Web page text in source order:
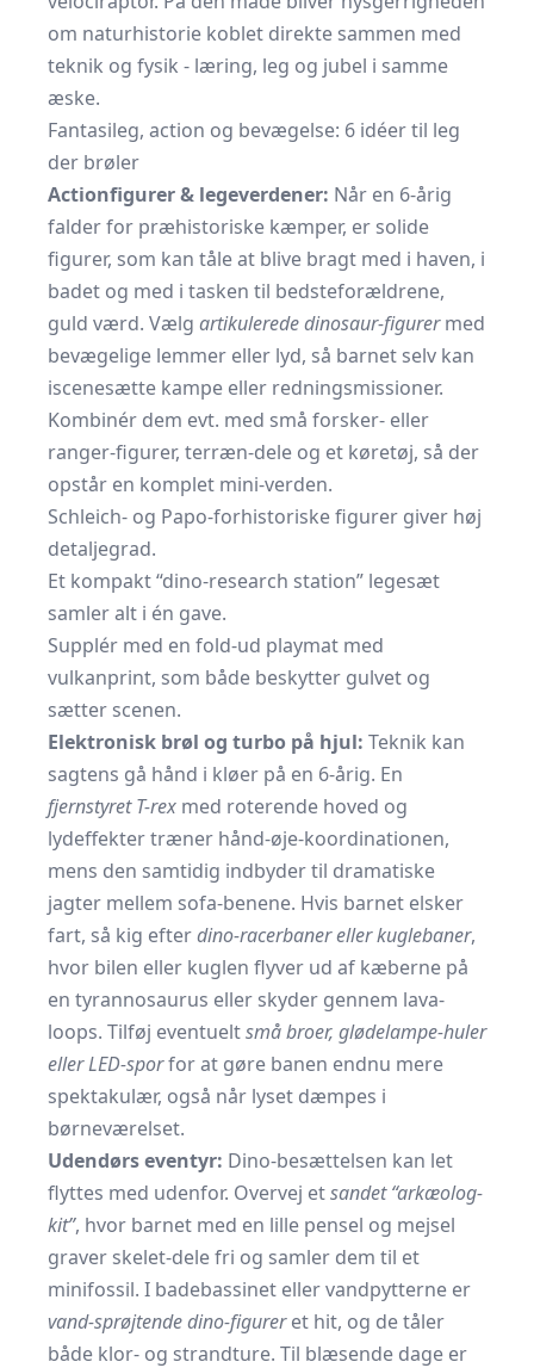
om naturhistorie koblet direkte sammen med
teknik og fysik - læring, leg og jubel i samme
æske.
Fantasileg, action og bevægelse: 6 idéer til leg
der brøler
Actionfigurer & legeverdener: Når en 6-årig
falder for præhistoriske kæmper, er solide
figurer, som kan tåle at blive bragt med i haven, i
badet og med i tasken til bedsteforældrene,
guld værd. Vælg artikulerede dinosaur-figurermed
bevægelige lemmer eller lyd, så barnet selv kan
iscenesætte kampe eller redningsmissioner.
Kombinér dem evt. med små forsker- eller
ranger-figurer, terræn-dele og et køretøj, så der
opstår en komplet mini-verden.
Schleich- og Papo-forhistoriske figurer giver høj
detaljegrad.
Et kompakt “dino-research station” legesæt
samler alt i én gave.
Supplér med en fold-ud playmat med
vulkanprint, som både beskytter gulvet og
sætter scenen.
Elektronisk brøl og turbo på hjul: Teknik kan
sagtens gå hånd i kløer på en 6-årig. En
fjernstyret T-rex med roterende hoved og
lydeffekter træner hånd-øje-koordinationen,
mens den samtidig indbyder til dramatiske
jagter mellem sofa-benene. Hvis barnet elsker
fart, så kig efterdino-racerbaner eller kuglebaner,
hvor bilen eller kuglen flyver ud af kæberne på
en tyrannosaurus eller skyder gennem lava-
loops. Tilføj eventueltsmå broer, glødelampe-huler
eller LED-sporfor at gøre banen endnu mere
spektakulær, også når lyset dæmpes i
børneværelset.
Udendørs eventyr: Dino-besættelsen kan let
flyttes med udenfor. Overvej etsandet “arkæolog-
kit”, hvor barnet med en lille pensel og mejsel
graver skelet-dele fri og samler dem til et
minifossil. I badebassinet eller vandpytterne er
vand-sprøjtende dino-figureret hit, og de tåler
både klor- og strandture. Til blæsende dage er